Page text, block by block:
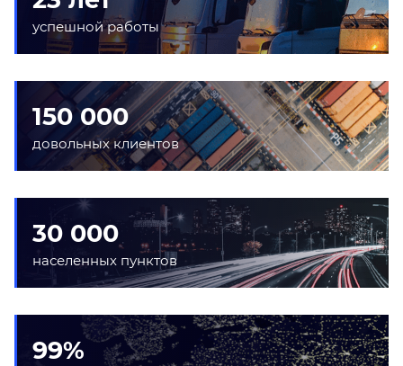
успешной работы
150 000
довольных клиентов
30 000
населенных пунктов
99%